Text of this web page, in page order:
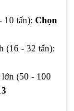
10 tấn): Chọn
(16 - 32 tấn):
lớn (50 - 100